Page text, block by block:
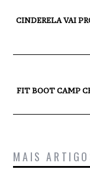
CINDERELA VAI
FIT BOOT CAMP
MAIS